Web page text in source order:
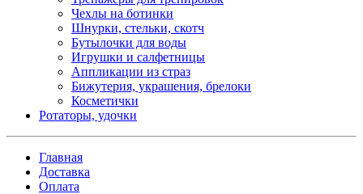
Чехлы на ботинки
Шнурки, стельки, скотч
Бутылочки для воды
Игрушки и салфетницы
Аппликации из страз
Бижутерия, украшения, брелоки
Косметички
Ротаторы, удочки
Главная
Доставка
Оплата